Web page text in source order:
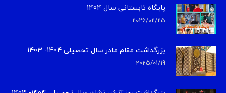
پایگاه تابستانی سال 1404
2026/02/25
بزرگداشت مقام مادر سال تحصیلی 1404- 1403
2025/01/19